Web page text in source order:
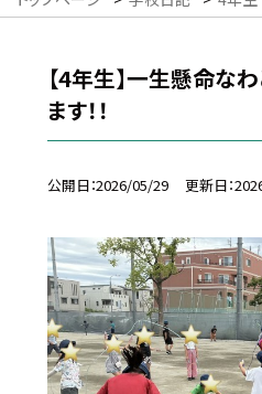
【4年生】一生懸命な
ます！！
公開日 2026/05/29 更新日